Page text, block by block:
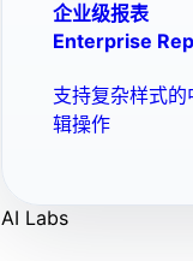
企业级报表
Enterprise
支持复杂样式
辑操作
AI Labs